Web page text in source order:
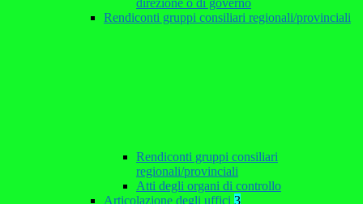
direzione o di governo
Rendiconti gruppi consiliari regionali/provinciali
Rendiconti gruppi consiliari
regionali/provinciali
Atti degli organi di controllo
Articolazione degli uffici 3